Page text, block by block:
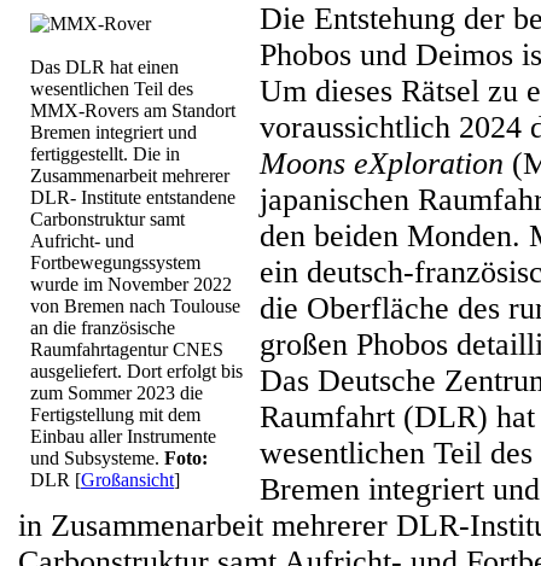
Das DLR hat einen
wesentlichen Teil des
MMX-Rovers am Standort
Bremen integriert und
fertiggestellt. Die in
Zusammenarbeit mehrerer
DLR- Institute entstandene
Carbonstruktur samt
Aufricht- und
Fortbewegungssystem
wurde im November 2022
von Bremen nach Toulouse
an die französische
Raumfahrtagentur CNES
ausgeliefert. Dort erfolgt bis
zum Sommer 2023 die
Fertigstellung mit dem
Einbau aller Instrumente
und Subsysteme. Foto:
DLR [Großansicht]
Die Entstehung der
Phobos und Deimos
Um dieses Rätsel zu
voraussichtlich 2024
Moons eXploration
japanischen
den beiden Monden.
ein deutsch-
die Oberfläche des
großen Phobos
Das Deutsche
Raumfahrt (DLR) hat
wesentlichen Teil
Bremen integriert
in Zusammenarbeit mehrerer DLR-